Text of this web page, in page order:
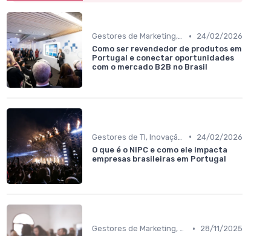
Gestores de Marketing, Vendas e Growth •
24/02/2026
Como ser revendedor de produtos em
Portugal e conectar oportunidades
com o mercado B2B no Brasil
•
24/02/2026
O que é o NIPC e como ele impacta
empresas brasileiras em Portugal
Gestores de Marketing, Vendas e Growth •
28/11/2025